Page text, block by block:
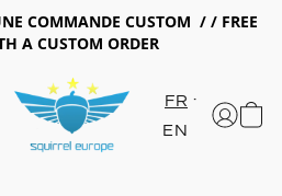
COMMANDE CUSTOM / / FREE
A CUSTOM ORDER
FR
EN